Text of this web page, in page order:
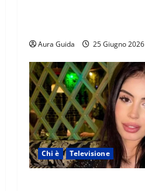
Aura Guida 25 Giugno 2026
Chi è Televisione